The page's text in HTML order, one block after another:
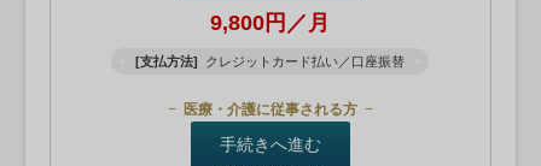
9,800円／月
[支払方法] クレジットカード払い／口座振替
医療・介護に従事される方
手続きへ進む